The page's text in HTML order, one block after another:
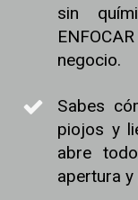
sin
negocio.
Sabes
piojos y
abre
apertura